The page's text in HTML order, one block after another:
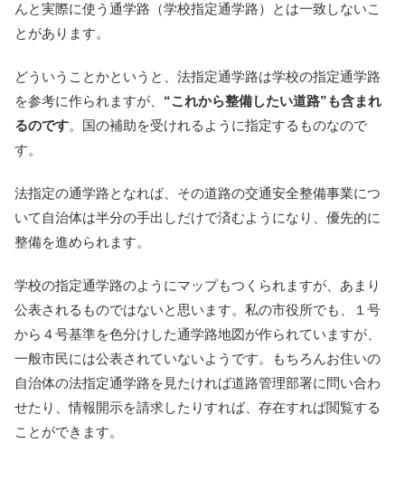
んと実際に使う通学路（学校指定通学路）とは一致しないこ
とがあります。
どういうことかというと、法指定通学路は学校の指定通学路
を参考に作られますが、 “これから整備したい道路”も含まれ
るのです。国の補助を受けれるように指定するものなので
す。
法指定の通学路となれば、その道路の交通安全整備事業につ
いて自治体は半分の手出しだけで済むようになり、優先的に
整備を進められます。
学校の指定通学路のようにマップもつくられますが、あまり
公表されるものではないと思います。私の市役所でも、１号
から４号基準を色分けした通学路地図が作られていますが、
一般市民には公表されていないようです。もちろんお住いの
自治体の法指定通学路を見たければ道路管理部署に問い合わ
せたり、情報開示を請求したりすれば、存在すれば閲覧する
ことができます。